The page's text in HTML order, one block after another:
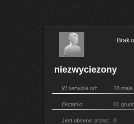
niezwyciezony
Brak
W serwisie od: 28 maja
Ostatnio: 01
Jest obserw. przez: 0